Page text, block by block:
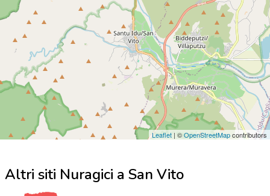
Leaflet | ©OpenStreetMapcontributors
Altri siti Nuragici a San Vito